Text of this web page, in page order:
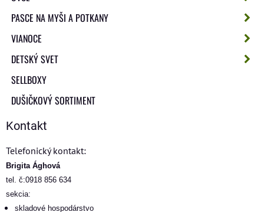
PASCE NA MYŠI A POTKANY
VIANOCE
DETSKÝ SVET
SELLBOXY
DUŠIČKOVÝ SORTIMENT
Kontakt
Telefonický kontakt:
Brigita Ághová
tel. č:0918 856 634
sekcia:
skladové hospodárstvo